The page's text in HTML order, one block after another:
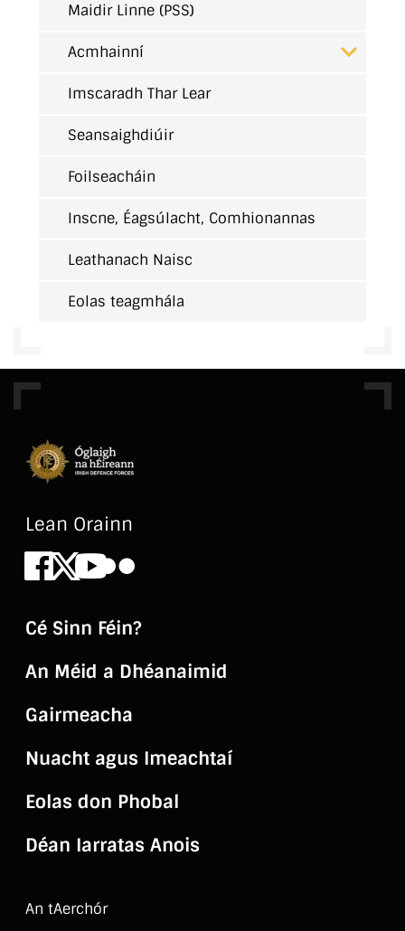
Maidir Linne (PSS)
Acmhainní
Imscaradh Thar Lear
Seansaighdiúir
Foilseacháin
Inscne, Éagsúlacht, Comhionannas
Leathanach Naisc
Eolas teagmhála
Lean Orainn
Facebook
X Youtube
Flickr
Cé Sinn Féin?
An Méid a Dhéanaimid
Gairmeacha
Nuacht agus Imeachtaí
Eolas don Phobal
Déan Iarratas Anois
An tAerchór